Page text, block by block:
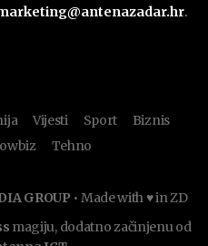
.
Vijesti Sport
Biznis
Tehno
GROUP • Made with ♥ in ZD
magiju, dodatno začinjenu od